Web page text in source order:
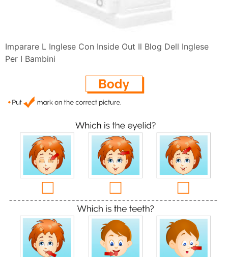
Imparare L Inglese Con Inside Out Il Blog Dell Inglese
Per I Bambini